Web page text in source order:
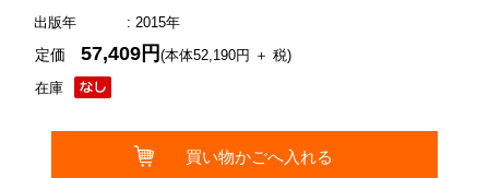
出版年
: 2015年
在庫
定価57,409円(本体52,190円 ＋ 税)